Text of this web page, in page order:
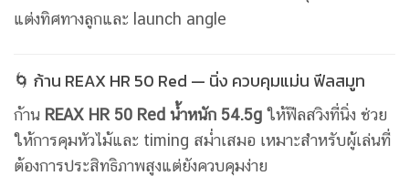
แต่งทิศทางลูกและ launch angle
🌀 ก้าน REAX HR 50 Red — นิ่ง ควบคุมแม่น ฟีลสมูท
ก้าน REAX HR 50 Red น้ำหนัก 54.5g ให้ฟีลสวิงที่นิ่ง ช่วย
ให้การคุมหัวไม้และ timing สม่ำเสมอ เหมาะสำหรับผู้เล่นที่
ต้องการประสิทธิภาพสูงแต่ยังควบคุมง่าย